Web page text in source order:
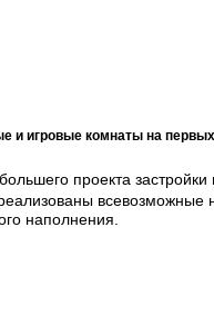
и игровые комнаты на
проекта
всевозможные
наполнения.